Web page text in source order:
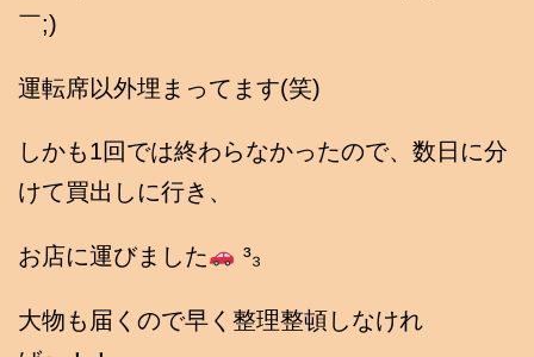
￣;)
運転席以外埋まってます(笑)
しかも1回では終わらなかったので、数日に分
けて買出しに行き、
お店に運びました ³₃
大物も届くので早く整理整頓しなけれ